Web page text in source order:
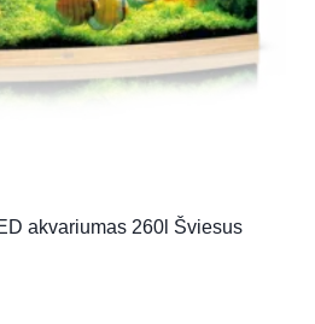
akvariumas 260l Šviesus